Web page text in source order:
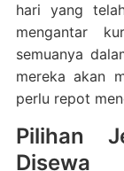
hari yang
mengantar
semuanya
mereka akan
perlu repot
Pilihan
Disewa